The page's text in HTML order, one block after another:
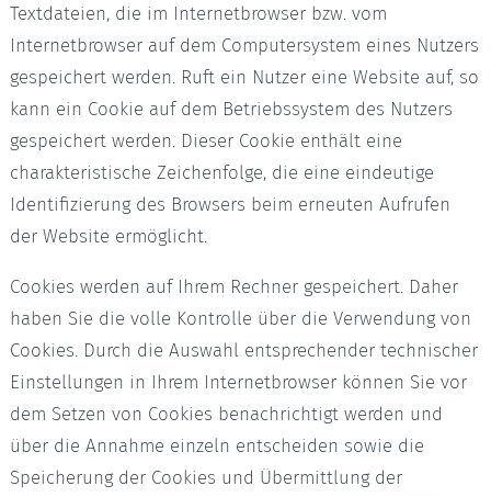
Textdateien, die im Internetbrowser bzw. vom
Internetbrowser auf dem Computersystem eines Nutzers
gespeichert werden. Ruft ein Nutzer eine Website auf, so
kann ein Cookie auf dem Betriebssystem des Nutzers
gespeichert werden. Dieser Cookie enthält eine
charakteristische Zeichenfolge, die eine eindeutige
Identifizierung des Browsers beim erneuten Aufrufen
der Website ermöglicht.
Cookies werden auf Ihrem Rechner gespeichert. Daher
haben Sie die volle Kontrolle über die Verwendung von
Cookies. Durch die Auswahl entsprechender technischer
Einstellungen in Ihrem Internetbrowser können Sie vor
dem Setzen von Cookies benachrichtigt werden und
über die Annahme einzeln entscheiden sowie die
Speicherung der Cookies und Übermittlung der